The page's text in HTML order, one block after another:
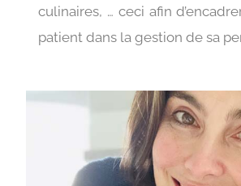
culinaires, … ceci afin
patient dans la gestion de sa